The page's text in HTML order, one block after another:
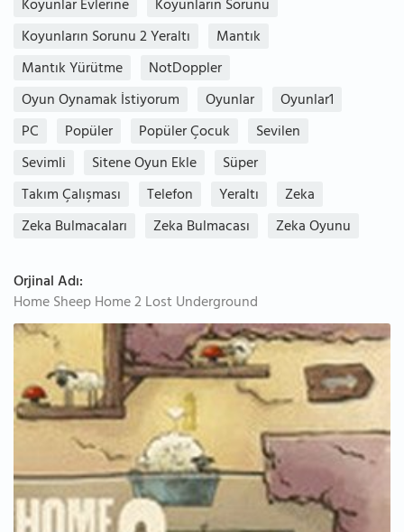
Koyunlar Evlerine
Koyunların Sorunu
Koyunların Sorunu 2 Yeraltı
Mantık
Mantık Yürütme
NotDoppler
Oyun Oynamak İstiyorum
Oyunlar
Oyunlar1
PC
Popüler Popüler Çocuk
Sevilen
Sevimli
Sitene Oyun Ekle
Süper
Takım Çalışması
Telefon Yeraltı
Zeka
Zeka Bulmacaları
Zeka Bulmacası Zeka Oyunu
Orjinal Adı:
Home Sheep Home 2 Lost Underground